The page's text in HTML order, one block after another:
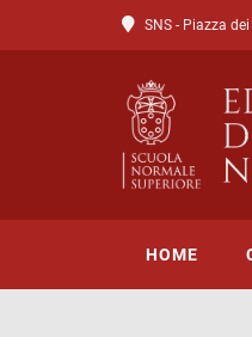
SNS - Piazza
HOME